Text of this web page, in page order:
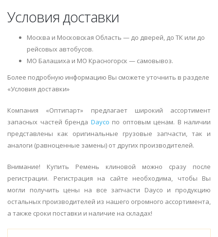
Условия доставки
Москва и Московская Область — до дверей, до ТК или до
рейсовых автобусов.
МО Балашиха и МО Красногорск — самовывоз.
Более подробную информацию Вы сможете уточнить в разделе
«Условия доставки»
Компания «Оптипарт» предлагает широкий ассортимент
запасных частей бренда Dayco по оптовым ценам. В наличии
представлены как оригинальные грузовые запчасти, так и
аналоги (равноценные замены) от других производителей.
Внимание! Купить Ремень клиновой можно сразу после
регистрации. Регистрация на сайте необходима, чтобы Вы
могли получить цены на все запчасти Dayco и продукцию
остальных производителей из нашего огромного ассортимента,
а также сроки поставки и наличие на складах!